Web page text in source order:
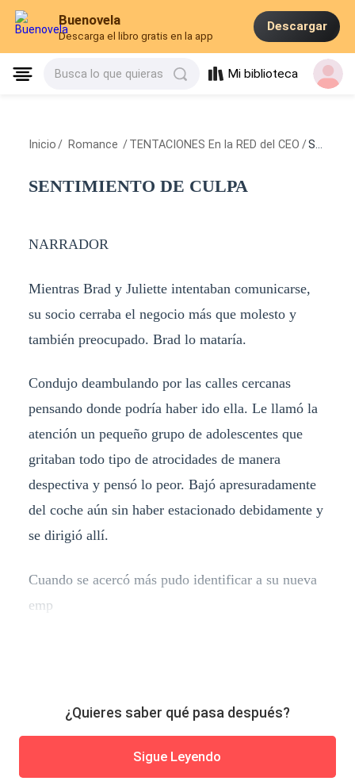
Buenovela
Descarga el libro gratis en la app
Descargar
Busca lo que quieras Mi biblioteca
Inicio / Romance /TENTACIONES En la RED del CEO /SENTIMIENTO DE CULPA
SENTIMIENTO DE CULPA
NARRADOR
Mientras Brad y Juliette intentaban comunicarse,
su socio cerraba el negocio más que molesto y
también preocupado. Brad lo mataría.
Condujo deambulando por las calles cercanas
pensando donde podría haber ido ella. Le llamó la
atención un pequeño grupo de adolescentes que
gritaban todo tipo de atrocidades de manera
despectiva y pensó lo peor. Bajó apresuradamente
del coche aún sin haber estacionado debidamente y
se dirigió allí.
Cuando se acercó más pudo identificar a su nueva
emp
¿Quieres saber qué pasa después?
Sigue Leyendo